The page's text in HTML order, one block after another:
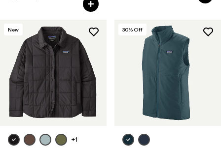
New
+1
30% Off